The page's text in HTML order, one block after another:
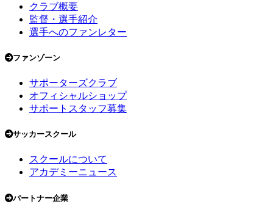
クラブ概要
監督・選手紹介
選手へのファンレター
ファンゾーン
サポーターズクラブ
オフィシャルショップ
サポートスタッフ募集
サッカースクール
スクールについて
アカデミーニュース
パートナー企業